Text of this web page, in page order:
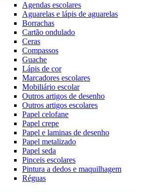
Agendas escolares
Aguarelas e lápis de aguarelas
Borrachas
Cartão ondulado
Ceras
Compassos
Guache
Lápis de cor
Marcadores escolares
Mobiliário escolar
Outros artigos de desenho
Outros artigos escolares
Papel celofane
Papel crepe
Papel e laminas de desenho
Papel metalizado
Papel seda
Pinceis escolares
Pintura a dedos e maquilhagem
Réguas